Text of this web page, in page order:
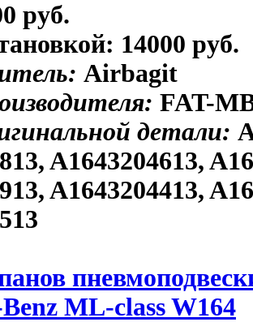
руб.
14000 руб.
Airbagit
FAT-
детали:
A1643204613,
A1643204413,
ML-class W164